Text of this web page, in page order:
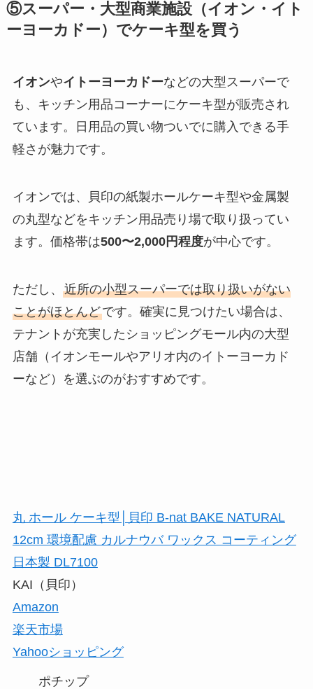
⑤スーパー・大型商業施設（イオン・イト
ーヨーカドー）でケーキ型を買う
イオンやイトーヨーカドーなどの大型スーパーで
も、キッチン用品コーナーにケーキ型が販売され
ています。日用品の買い物ついでに購入できる手
軽さが魅力です。
イオンでは、貝印の紙製ホールケーキ型や金属製
の丸型などをキッチン用品売り場で取り扱ってい
ます。価格帯は500〜2,000円程度が中心です。
ただし、 近所の小型スーパーでは取り扱いがない
ことがほとんどです。確実に見つけたい場合は、
テナントが充実したショッピングモール内の大型
店舗（イオンモールやアリオ内のイトーヨーカド
ーなど）を選ぶのがおすすめです。
丸 ホール ケーキ型│貝印 B-nat BAKE NATURAL
12cm 環境配慮 カルナウバ ワックス コーティング
日本製 DL7100
KAI（貝印）
Amazon
楽天市場
Yahooショッピング
ポチップ